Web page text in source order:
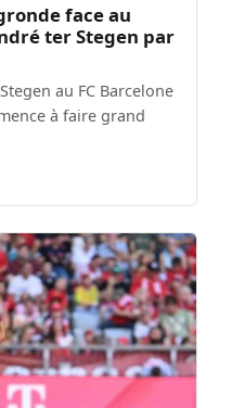
face au
ter Stegen par
au FC Barcelone
à faire grand